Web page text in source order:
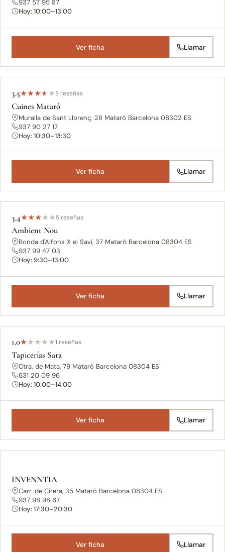
937 57 95 87
Hoy: 10:00–13:00
Ver ficha Llamar
3.5★★★★★8 reseñas
Cuines Mataró
Muralla de Sant Llorenç, 28 Mataró Barcelona 08302 ES
937 90 27 17
Hoy: 10:30–13:30
Ver ficha Llamar
3.4★★★★★5 reseñas
Ambient Nou
Ronda d'Alfons X el Savi, 37 Mataró Barcelona 08304 ES
937 99 47 03
Hoy: 9:30–13:00
Ver ficha Llamar
1.0★★★★★1 reseñas
Tapicerías Sara
Ctra. de Mata, 79 Mataró Barcelona 08304 ES
631 20 09 96
Hoy: 10:00–14:00
Ver ficha Llamar
INVENNTIA
Carr. de Cirera, 35 Mataró Barcelona 08304 ES
937 98 98 67
Hoy: 17:30–20:30
Ver ficha Llamar